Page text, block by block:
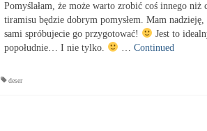
Pomyślałam, że może warto zrobić coś innego niż
tiramisu będzie dobrym pomysłem. Mam
sami spróbujecie go przygotować!
Jest to
popołudnie… I nie tylko.
… Continued
deser